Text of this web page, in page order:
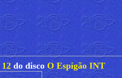
12do disco O Espigão INT